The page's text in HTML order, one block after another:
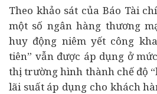
Theo khảo sát của Báo Tài
một số ngân hàng thương
huy động niêm yết công
tiên” vẫn được áp dụng ở
thị trường hình thành chế độ
lãi suất áp dụng cho khách